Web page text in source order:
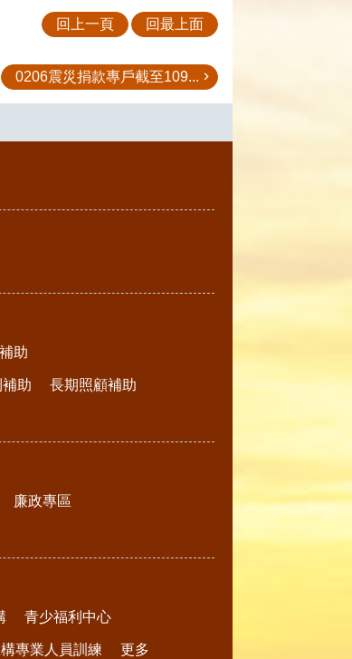
回上一頁 回最上面
0206震災捐款專戶截至109...
助
助 長期照顧補助
廉政專區
青少福利中心
專業人員訓練 更多